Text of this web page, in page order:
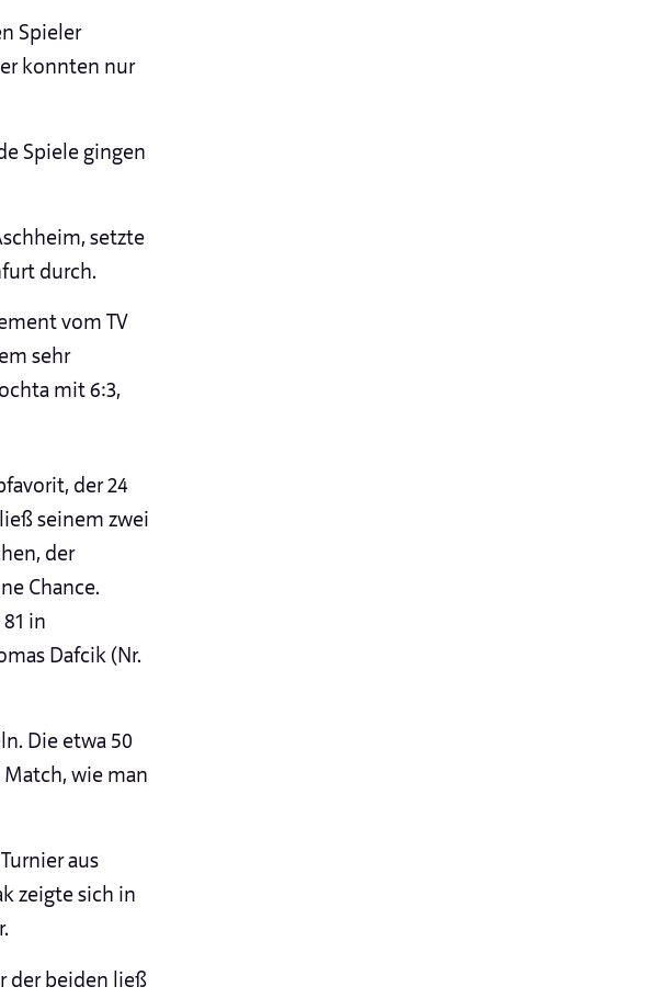
Spieler
konnten nur
Spiele gingen
setzte
durch.
vom TV
sehr
mit 6:3,
der 24
seinem zwei
der
Chance.
in
Dafcik (Nr.
Die etwa 50
wie man
aus
zeigte sich in
der beiden ließ